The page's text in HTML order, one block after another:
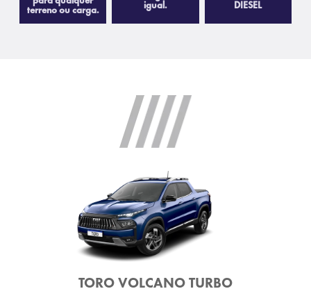
terreno ou carga.
igual.
DIESEL
TORO VOLCANO TURBO